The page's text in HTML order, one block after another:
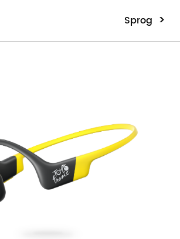
Sprog >